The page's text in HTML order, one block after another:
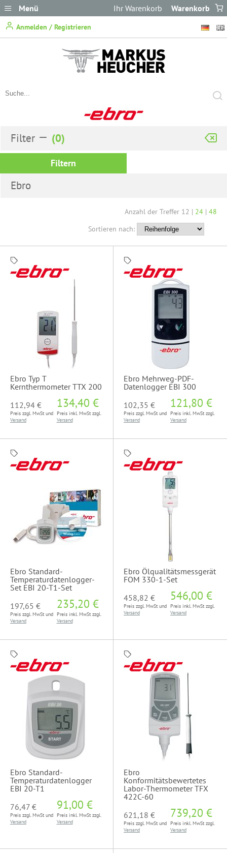
Menü
Anmelden / Registrieren
Warenkorb
Ihr Warenkorb
Filter
Filtern
Ebro
Anzahl der Treffer 12 | 24 | 48
Sortieren nach:
Ebro Typ T
Kernthermometer TTX 200
112,94 €
Preis zzgl. MwSt und
Versand
134,40 €
Preis inkl. MwSt zzgl.
Versand
Ebro Mehrweg-PDF-
Datenlogger EBI 300
102,35 €
Preis zzgl. MwSt und
Versand
121,80 €
Preis inkl. MwSt zzgl.
Versand
Ebro Standard-
Temperaturdatenlogger-
Set EBI 20-T1-Set
197,65 €
Preis zzgl. MwSt und
Versand
235,20 €
Preis inkl. MwSt zzgl.
Versand
Ebro Ölqualitätsmessgerät
FOM 330-1-Set
458,82 €
Preis zzgl. MwSt und
Versand
546,00 €
Preis inkl. MwSt zzgl.
Versand
Ebro Standard-
Temperaturdatenlogger
EBI 20-T1
76,47 €
Preis zzgl. MwSt und
Versand
91,00 €
Preis inkl. MwSt zzgl.
Versand
Ebro
Konformitätsbewertetes
Labor-Thermometer TFX
422C-60
621,18 €
Preis zzgl. MwSt und
Versand
739,20 €
Preis inkl. MwSt zzgl.
Versand